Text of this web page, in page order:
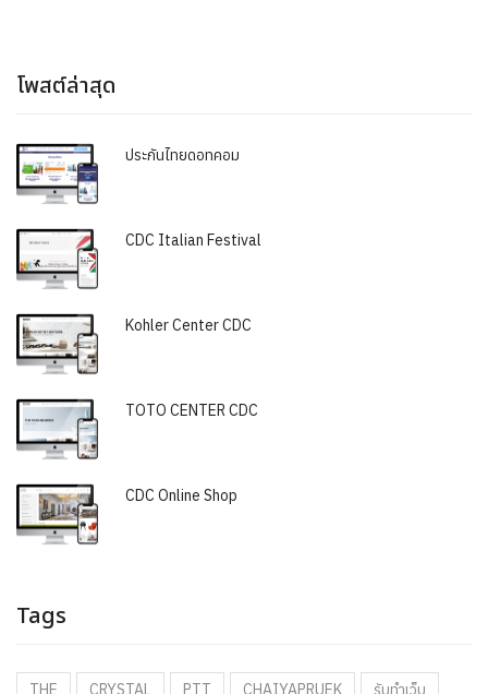
โพสต์ล่าสุด
ประกันไทยดอทคอม
CDC Italian Festival
Kohler Center CDC
TOTO CENTER CDC
CDC Online Shop
Tags
THE CRYSTAL PTT CHAIYAPRUEK รับทำเว็บ